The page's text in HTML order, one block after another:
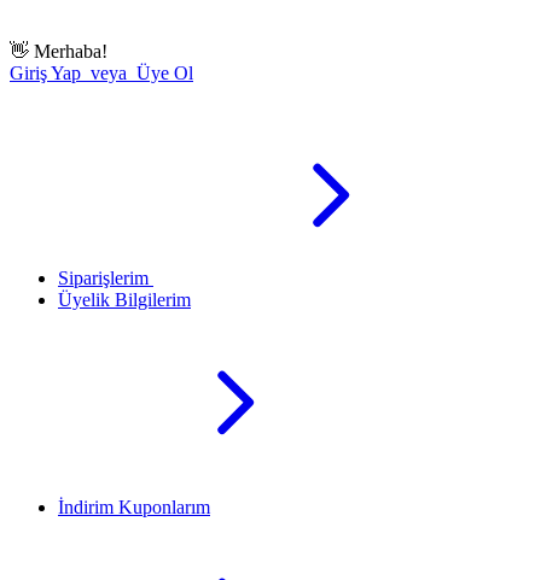
👋 Merhaba!
Giriş Yap veya Üye Ol
Siparişlerim
Üyelik Bilgilerim
İndirim Kuponlarım